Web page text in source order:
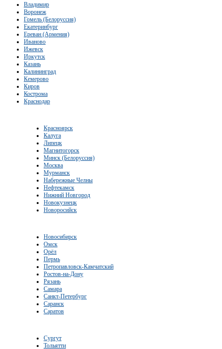
Владимир
Воронеж
Гомель (Белоруссия)
Екатеринбург
Ереван (Армения)
Иваново
Ижевск
Иркутск
Казань
Калининград
Кемерово
Киров
Кострома
Краснодар
Красноярск
Калуга
Липецк
Магнитогорск
Минск (Белоруссия)
Москва
Мурманск
Набережные Челны
Нефтекамск
Нижний Новгород
Новокузнецк
Новоросийск
Новосибирск
Омск
Орёл
Пермь
Петропавловск-Камчатский
Ростов-на-Дону
Рязань
Самара
Санкт-Петербург
Саранск
Саратов
Сургут
Тольятти